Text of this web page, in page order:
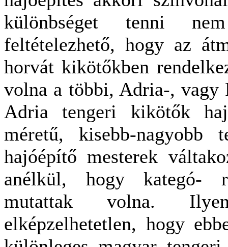
különbséget tenni
feltételezhető, hogy az
horvát kikötőkben
volna a többi, Adria-,
Adria tengeri kikötők
méretű, kisebb-nagyobb
hajóépítő mesterek
anélkül, hogy kategó-
mutattak volna.
elképzelhetetlen, hogy